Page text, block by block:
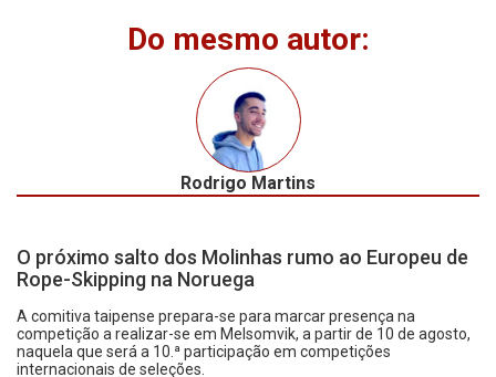
Do mesmo autor:
Rodrigo Martins
O próximo salto dos Molinhas rumo ao Europeu de
Rope-Skipping na Noruega
A comitiva taipense prepara-se para marcar presença na
competição a realizar-se em Melsomvik, a partir de 10 de agosto,
naquela que será a 10.ª participação em competições
internacionais de seleções.